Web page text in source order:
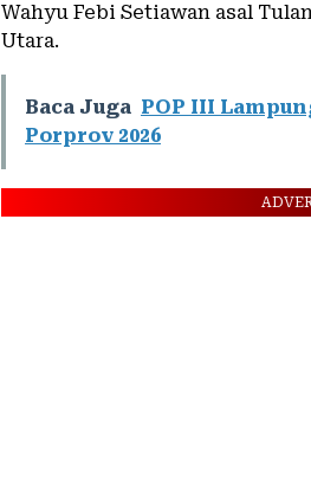
Wahyu Febi Setiawan asal
Utara.
Baca Juga POP III
Porprov 2026